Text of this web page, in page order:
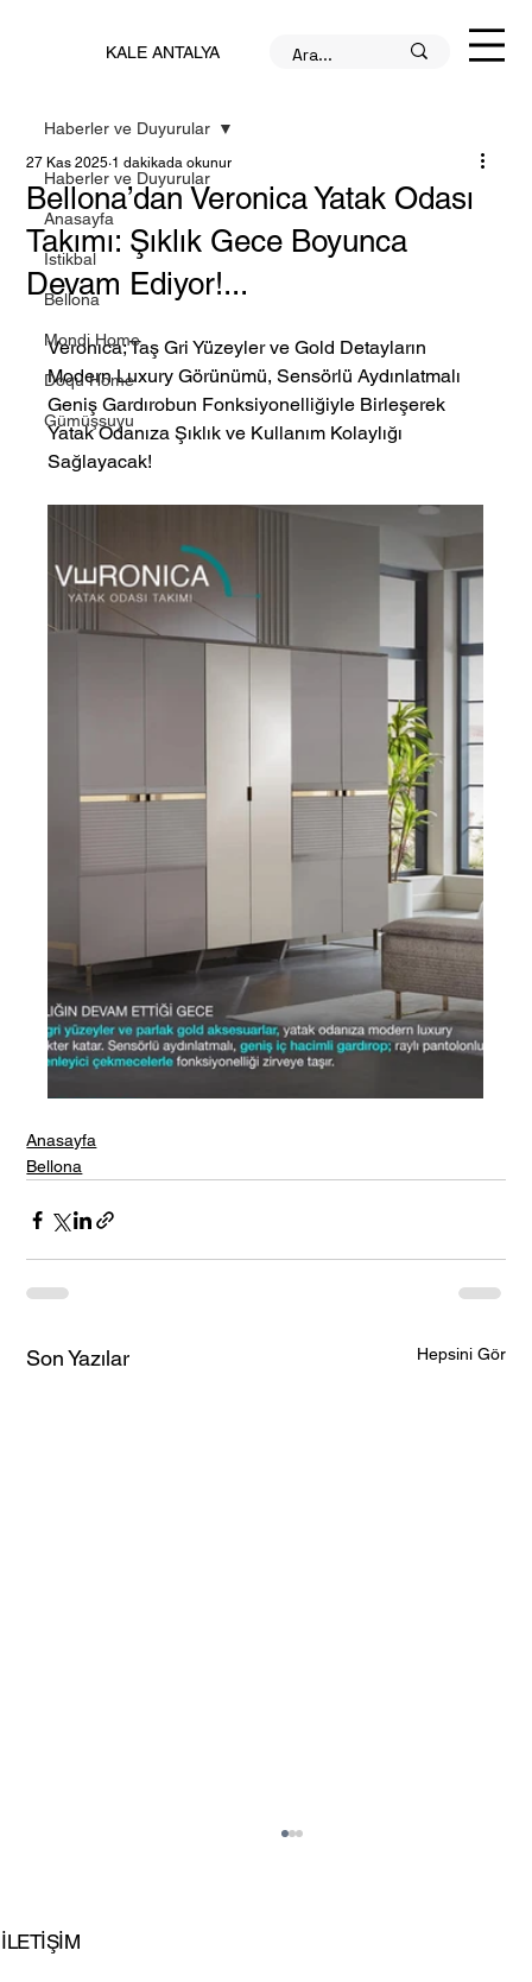
KALE ANTALYA
Haberler ve Duyurular
Anasayfa
İstikbal
Bellona
Mondi Home
Doqu Home
Gümüşsuyu
Haberler ve Duyurular
Bellona’dan Veronica Yatak Odası
Takımı: Şıklık Gece Boyunca
Devam Ediyor!...
27 Kas 2025 1 dakikada okunur
Veronıca; Taş Gri Yüzeyler ve Gold Detayların
Modern Luxury Görünümü, Sensörlü Aydınlatmalı
Geniş Gardırobun Fonksiyonelliğiyle Birleşerek
Yatak Odanıza Şıklık ve Kullanım Kolaylığı
Sağlayacak!
Anasayfa
Bellona
Son Yazılar Hepsini Gör
İLETİŞİM